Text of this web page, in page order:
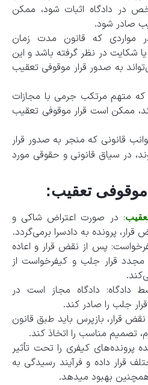
در دادگاه اثبات شود، ممکن
صادر شود.
مواردی که قانون مدت زمان
شکایت در نظر گرفته باشد و این
به صدور قرار موقوفی تعقیب
که متهم مرتکب جرمی با مجازات
ممکن است قرار موقوفی تعقیب
قانونی که منجر به صدور قرار
در سیاق قانونی و حقوقی مورد
موقوفی تعقیب:
: در صورت اعتراض شاکی و
پرونده به دادسرا برمی‌گردد.
پس از نقض قرار و اعاده
مجدد قرار جلب و کیفرخواست از
دادگاه: دادگاه مجاز است در
جلب را صادر کند.
قرار، بازپرس باید طبق قانون
تصمیم مناسب را اتخاذ کند.
پرونده‌های کیفری را تحت تأثیر
قرار داده و فرآیند رسیدگی به
بهبود میدهد.